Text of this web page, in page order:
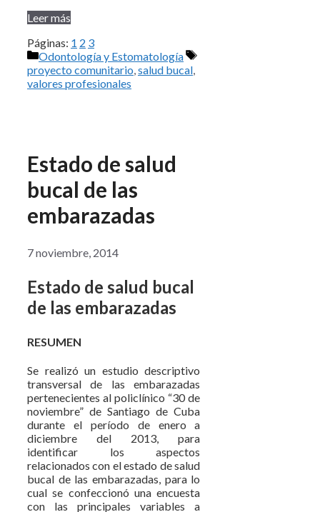
Leer más
Páginas: 1 2 3
Categorías
Odontología y Estomatología
Etiquetas
proyecto comunitario salud bucal
valores profesionales
Estado de salud
bucal de las
embarazadas
7 noviembre, 2014
Estado de salud bucal
de las embarazadas
RESUMEN
Se realizó un estudio descriptivo
transversal de las embarazadas
pertenecientes al policlínico “30 de
noviembre” de Santiago de Cuba
durante el período de enero a
diciembre del 2013, para
identificar los aspectos
relacionados con el estado de salud
bucal de las embarazadas, para lo
cual se confeccionó una encuesta
con las principales variables a